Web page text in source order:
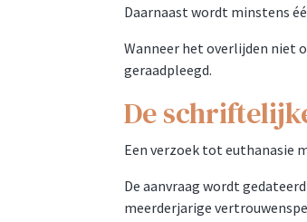
Daarnaast wordt minstens
Wanneer het overlijden niet
geraadpleegd.
De
Een verzoek tot euthanasie
De aanvraag wordt
meerderjarige